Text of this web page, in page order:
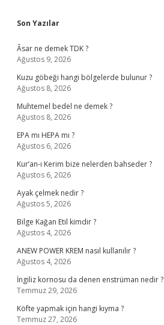
Sidebar
Son Yazılar
Âsar ne demek TDK ?
Ağustos 9, 2026
Kuzu göbeği hangi bölgelerde bulunur ?
Ağustos 8, 2026
Muhtemel bedel ne demek ?
Ağustos 8, 2026
EPA mı HEPA mı ?
Ağustos 6, 2026
Kur’an-ı Kerim bize nelerden bahseder ?
Ağustos 6, 2026
Ayak çelmek nedir ?
Ağustos 5, 2026
Bilge Kağan Etil kimdir ?
Ağustos 4, 2026
ANEW POWER KREM nasıl kullanılır ?
Ağustos 4, 2026
İngiliz kornosu da denen enstrüman nedir ?
Temmuz 29, 2026
Köfte yapmak için hangi kıyma ?
Temmuz 27, 2026